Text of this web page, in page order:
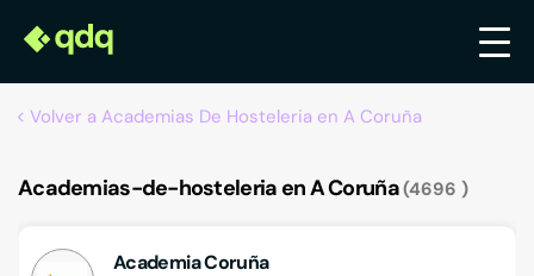
Volver a Academias De Hosteleria en A Coruña
Academias-de-hosteleria en A Coruña 4696
Academia Coruña